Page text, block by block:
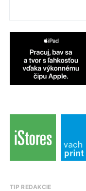
TIP REDAKCIE